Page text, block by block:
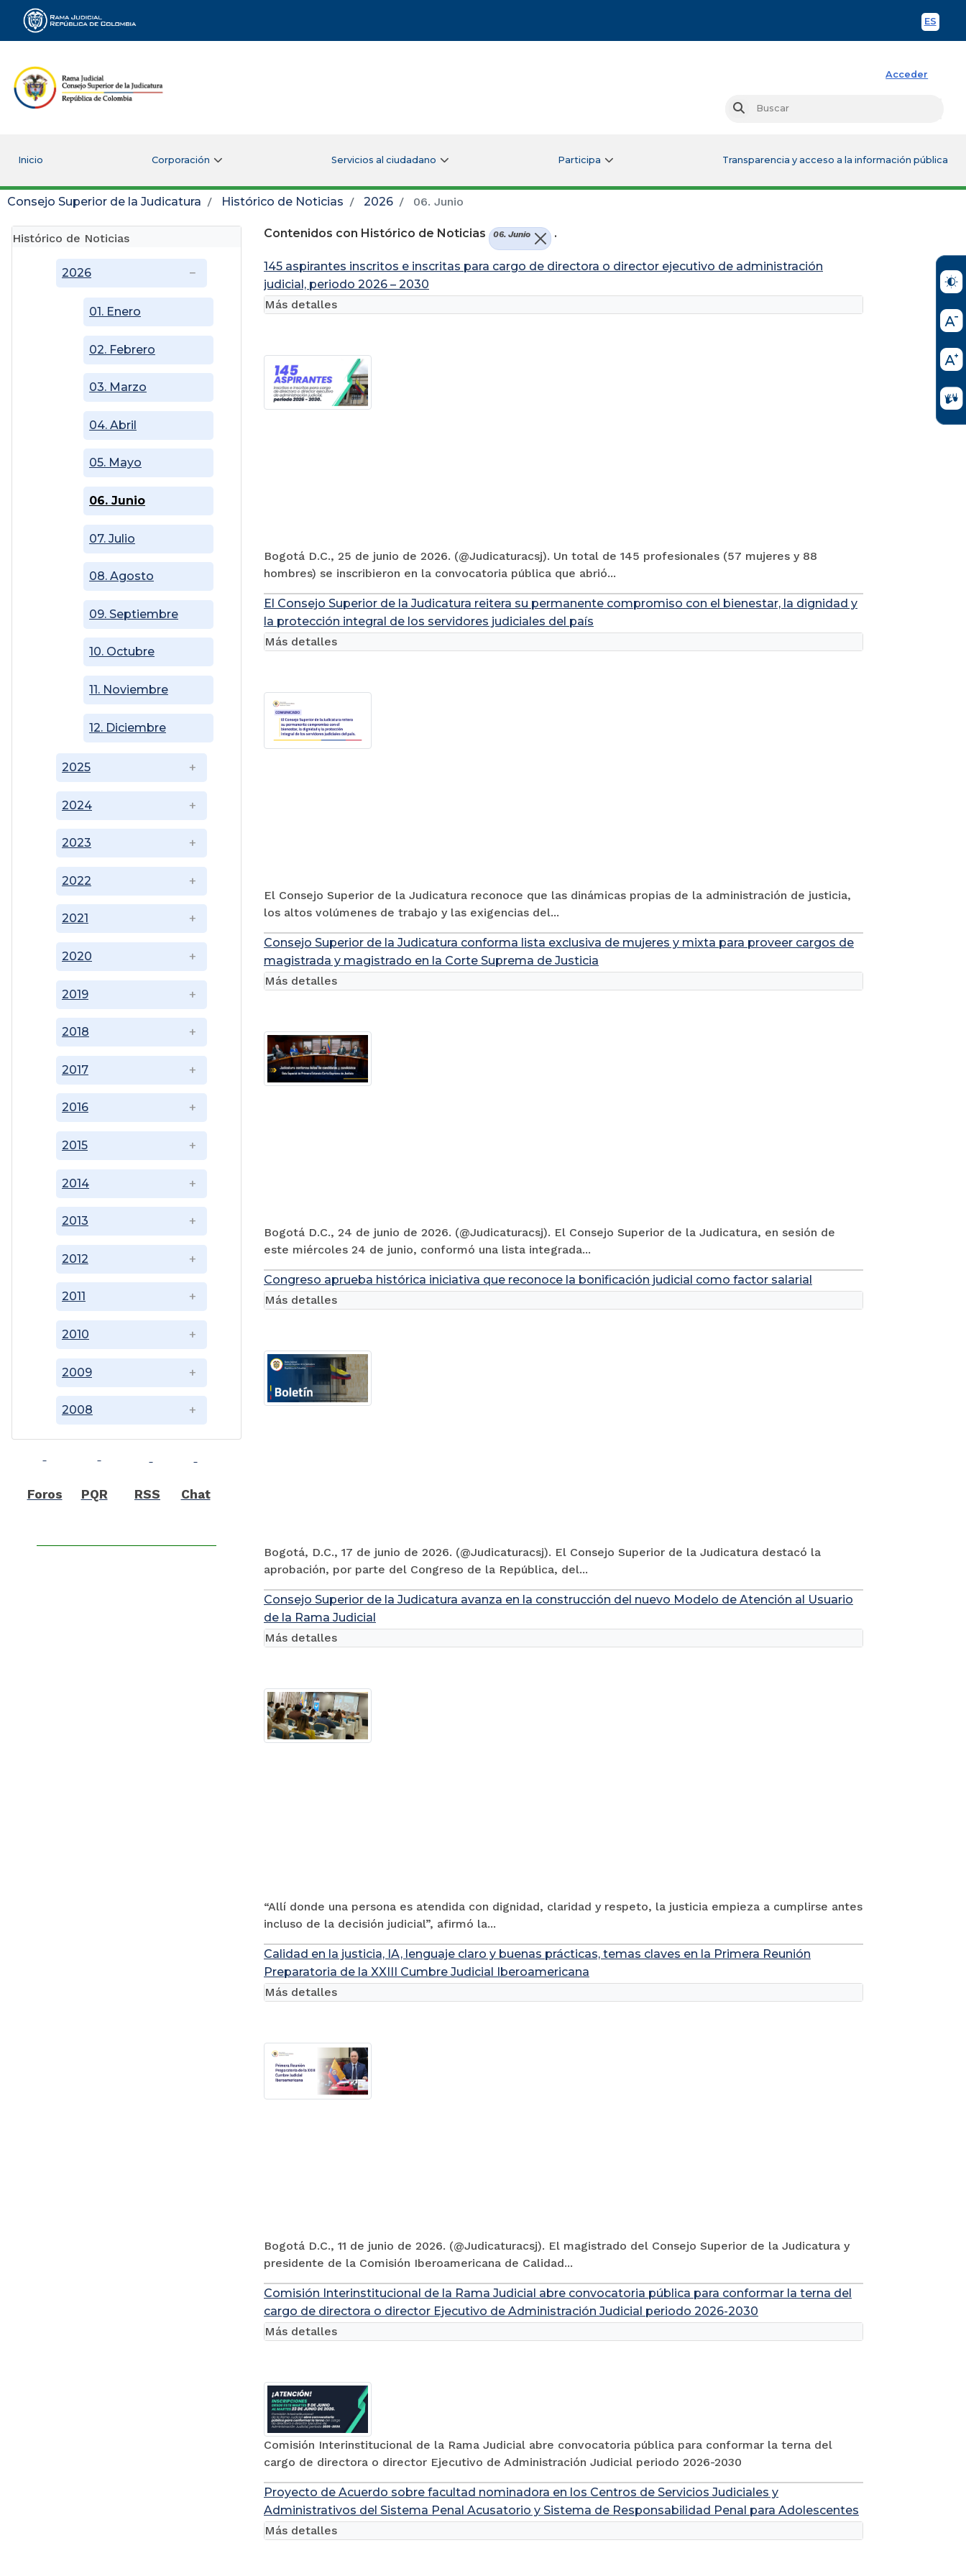
ES
Rama Judicial
Acceder
Buscar
Inicio Corporación Servicios al ciudadano Participa Transparencia y acceso a la información pública
Consejo Superior de la Judicatura Histórico de Noticias 2026 06. Junio
Histórico de Noticias
2008
2009
2010
2011
2012
2013
2014
2015
2016
2017
2018
2019
2020
2021
2022
2023
2024
2025
2026
01. Enero
02. Febrero
03. Marzo
04. Abril
05. Mayo
06. Junio
07. Julio
08. Agosto
09. Septiembre
10. Octubre
11. Noviembre
12. Diciembre
Foros PQR RSS Chat
Contenidos con Histórico de Noticias 06. Junio .
145 aspirantes inscritos e inscritas para cargo de directora o director ejecutivo de administración
judicial, periodo 2026 – 2030
Bogotá D.C., 25 de junio de 2026. (@Judicaturacsj). Un total de 145 profesionales (57 mujeres y 88
hombres) se inscribieron en la convocatoria pública que abrió...
Más detalles
El Consejo Superior de la Judicatura reitera su permanente compromiso con el bienestar, la dignidad y
la protección integral de los servidores judiciales del país
El Consejo Superior de la Judicatura reconoce que las dinámicas propias de la administración de justicia,
los altos volúmenes de trabajo y las exigencias del...
Más detalles
Consejo Superior de la Judicatura conforma lista exclusiva de mujeres y mixta para proveer cargos de
magistrada y magistrado en la Corte Suprema de Justicia
Bogotá D.C., 24 de junio de 2026. (@Judicaturacsj). El Consejo Superior de la Judicatura, en sesión de
este miércoles 24 de junio, conformó una lista integrada...
Más detalles
Congreso aprueba histórica iniciativa que reconoce la bonificación judicial como factor salarial
Bogotá, D.C., 17 de junio de 2026. (@Judicaturacsj). El Consejo Superior de la Judicatura destacó la
aprobación, por parte del Congreso de la República, del...
Más detalles
Consejo Superior de la Judicatura avanza en la construcción del nuevo Modelo de Atención al Usuario
de la Rama Judicial
“Allí donde una persona es atendida con dignidad, claridad y respeto, la justicia empieza a cumplirse antes
incluso de la decisión judicial”, afirmó la...
Más detalles
Calidad en la justicia, IA, lenguaje claro y buenas prácticas, temas claves en la Primera Reunión
Preparatoria de la XXIII Cumbre Judicial Iberoamericana
Bogotá D.C., 11 de junio de 2026. (@Judicaturacsj). El magistrado del Consejo Superior de la Judicatura y
presidente de la Comisión Iberoamericana de Calidad...
Más detalles
Comisión Interinstitucional de la Rama Judicial abre convocatoria pública para conformar la terna del
cargo de directora o director Ejecutivo de Administración Judicial periodo 2026-2030
Comisión Interinstitucional de la Rama Judicial abre convocatoria pública para conformar la terna del
cargo de directora o director Ejecutivo de Administración Judicial periodo 2026-2030
Más detalles
Proyecto de Acuerdo sobre facultad nominadora en los Centros de Servicios Judiciales y
Administrativos del Sistema Penal Acusatorio y Sistema de Responsabilidad Penal para Adolescentes
Más detalles